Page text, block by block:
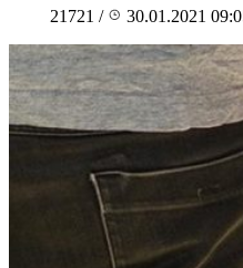
21721 / 30.01.2021